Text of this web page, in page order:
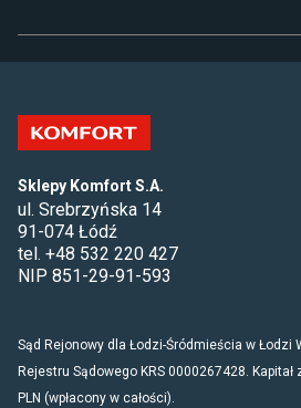
Sklepy Komfort S.A.
ul. Srebrzyńska 14
91-074 Łódź
tel. +48 532 220 427
NIP 851-29-91-593
Sąd Rejonowy dla Łodzi-Śródmieścia w Łodzi
Rejestru Sądowego KRS 0000267428. Kapitał
PLN (wpłacony w całości).